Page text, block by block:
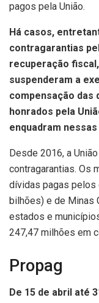
pagos pela União.
Há casos,
contragarantias
recuperação
suspenderam a
compensação das
honrados pela
enquadram
Desde 2016, a
contragarantias. Os
dívidas pagas pelos
bilhões) e de Minas
estados e
247,47 milhões em
Propag
De 15 de abril até